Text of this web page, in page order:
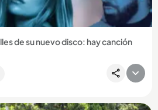
de su nuevo disco: hay canción
Spears....